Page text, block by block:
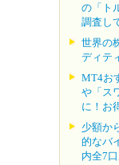
の「ト
調査し
世界の
ディテ
MT4お
や「ス
に！お
少額か
的なバ
内全7